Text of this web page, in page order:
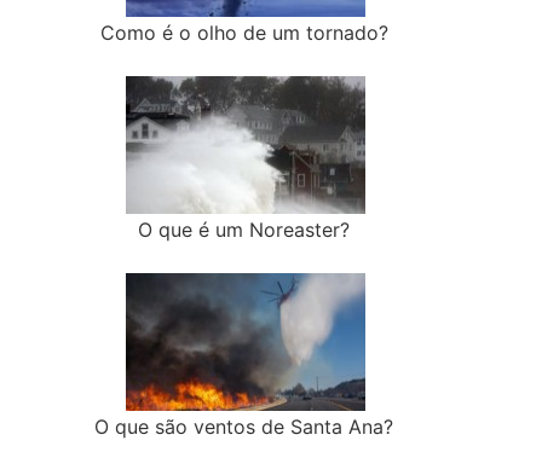
Como é o olho de um tornado?
O que é um Noreaster?
O que são ventos de Santa Ana?